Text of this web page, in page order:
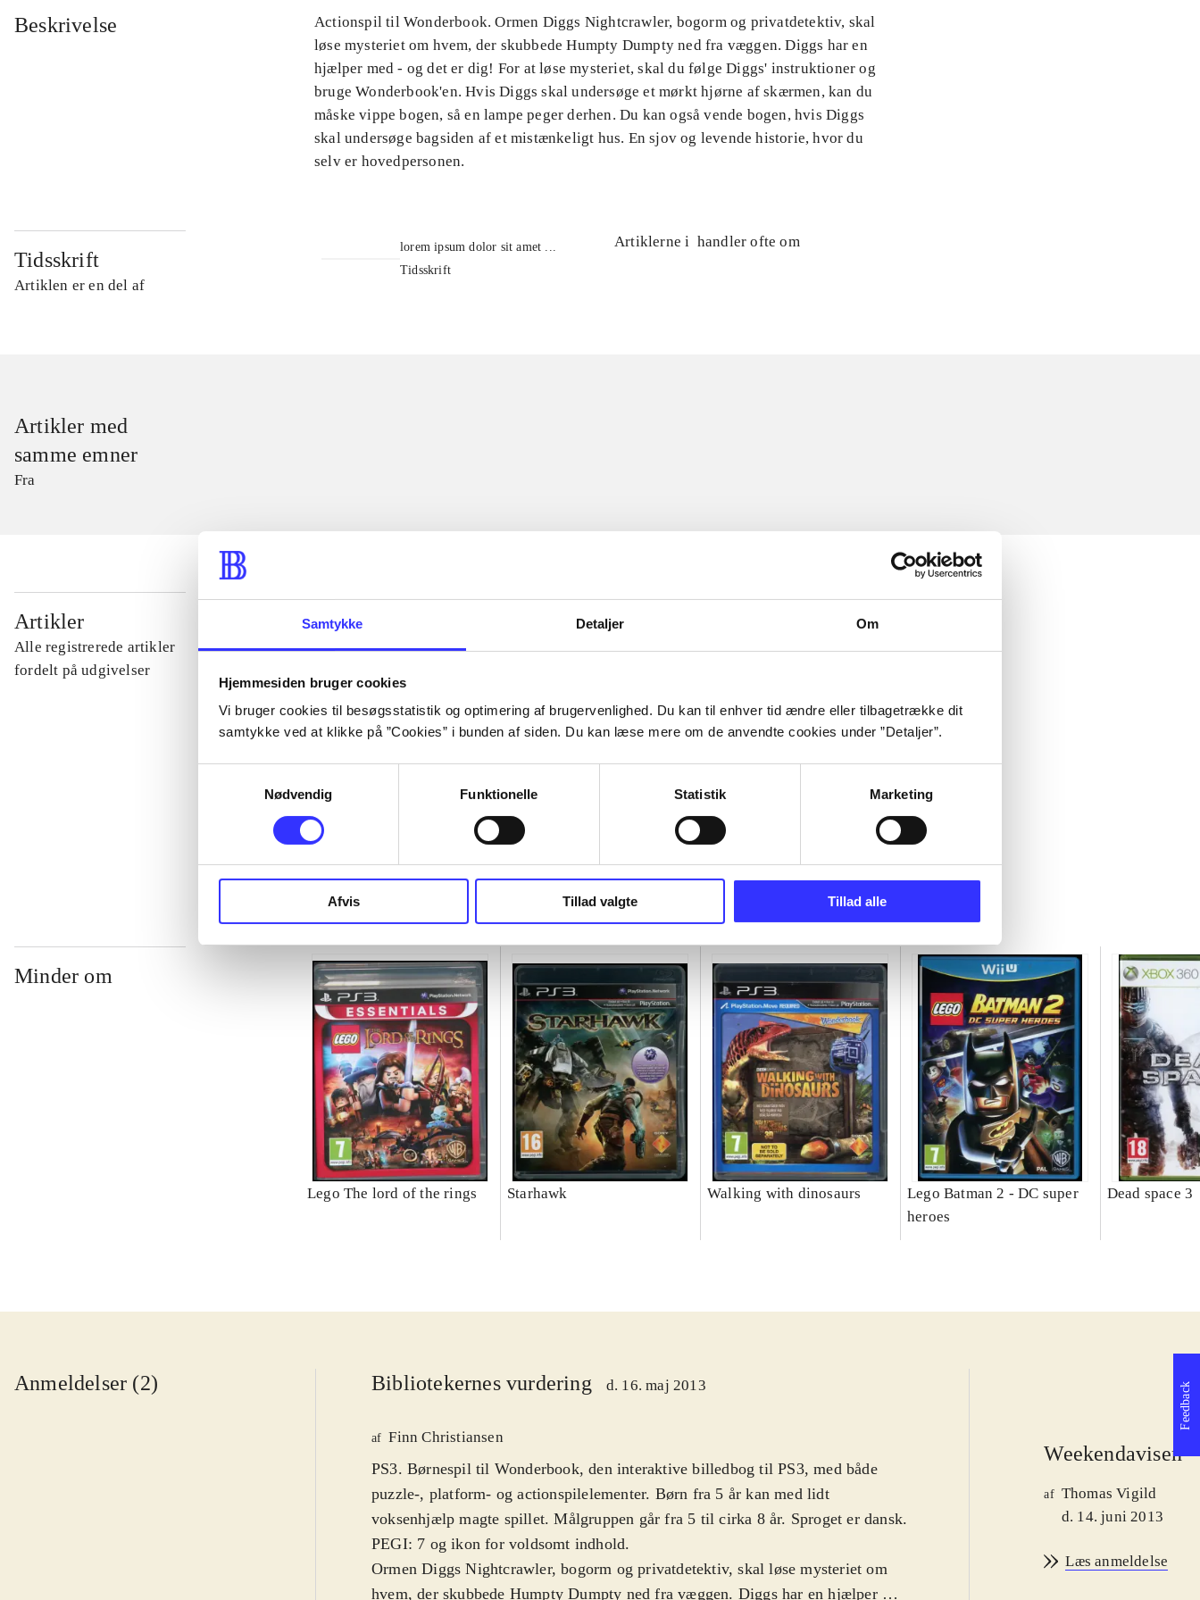
Samtykke Detaljer Om
Hjemmesiden bruger cookies
Vi bruger cookies til besøgsstatistik og optimering af brugervenlighed. Du kan til enhver tid ændre eller tilbagetrække dit
samtykke ved at klikke på ”Cookies” i bunden af siden. Du kan læse mere om de anvendte cookies under ”Detaljer”.
Nødvendig
Funktionelle Statistik Marketing
Afvis Tillad valgte Tillad alle
Beskrivelse
Actionspil til Wonderbook. Ormen Diggs Nightcrawler, bogorm og privatdetektiv, skal
løse mysteriet om hvem, der skubbede Humpty Dumpty ned fra væggen. Diggs har en
hjælper med - og det er dig! For at løse mysteriet, skal du følge Diggs' instruktioner og
bruge Wonderbook'en. Hvis Diggs skal undersøge et mørkt hjørne af skærmen, kan du
måske vippe bogen, så en lampe peger derhen. Du kan også vende bogen, hvis Diggs
skal undersøge bagsiden af et mistænkeligt hus. En sjov og levende historie, hvor du
selv er hovedpersonen.
Tidsskrift
Artiklen er en del af
lorem ipsum dolor sit amet ...
Tidsskrift
Artiklerne i handler ofte om
Artikler med
samme emner
Fra
Artikler
Alle registrerede artikler
fordelt på udgivelser
...
...
Minder om
Lego The lord of the rings Starhawk Walking with dinosaurs
Lego Batman 2 - DC super
heroes
Dead space 3
Anmeldelser (2) Bibliotekernes vurdering d. 16. maj 2013
af Finn Christiansen
PS3. Børnespil til Wonderbook, den interaktive billedbog til PS3, med både
puzzle-, platform- og actionspilelementer. Børn fra 5 år kan med lidt
voksenhjælp magte spillet. Målgruppen går fra 5 til cirka 8 år. Sproget er dansk.
PEGI: 7 og ikon for voldsomt indhold.
Ormen Diggs Nightcrawler, bogorm og privatdetektiv, skal løse mysteriet om
hvem, der skubbede Humpty Dumpty ned fra væggen. Diggs har en hjælper med
Weekendavisen
af Thomas Vigild
d. 14. juni 2013
Læs anmeldelse
Feedback